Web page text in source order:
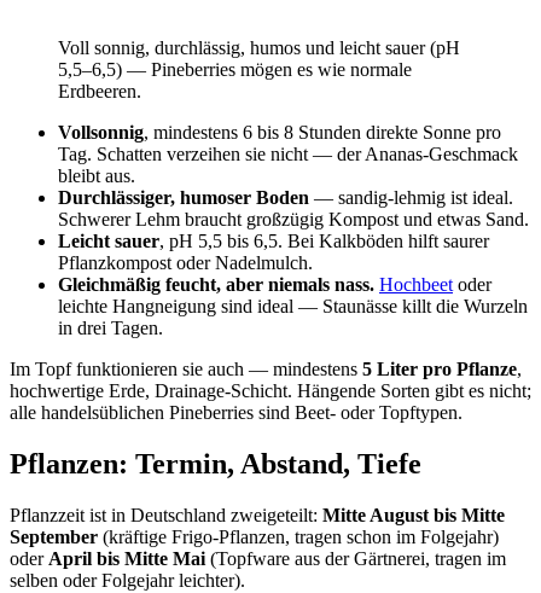
Voll sonnig, durchlässig, humos und leicht sauer (pH
5,5–6,5) — Pineberries mögen es wie normale
Erdbeeren.
Vollsonnig, mindestens 6 bis 8 Stunden direkte Sonne pro
Tag. Schatten verzeihen sie nicht — der Ananas-Geschmack
bleibt aus.
Durchlässiger, humoser Boden — sandig-lehmig ist ideal.
Schwerer Lehm braucht großzügig Kompost und etwas Sand.
Leicht sauer, pH 5,5 bis 6,5. Bei Kalkböden hilft saurer
Pflanzkompost oder Nadelmulch.
Gleichmäßig feucht, aber niemals nass. Hochbeet oder
leichte Hangneigung sind ideal — Staunässe killt die Wurzeln
in drei Tagen.
Im Topf funktionieren sie auch — mindestens 5 Liter pro Pflanze,
hochwertige Erde, Drainage-Schicht. Hängende Sorten gibt es nicht;
alle handelsüblichen Pineberries sind Beet- oder Topftypen.
Pflanzen: Termin, Abstand, Tiefe
Pflanzzeit ist in Deutschland zweigeteilt: Mitte August bis Mitte
September (kräftige Frigo-Pflanzen, tragen schon im Folgejahr)
oder April bis Mitte Mai (Topfware aus der Gärtnerei, tragen im
selben oder Folgejahr leichter).